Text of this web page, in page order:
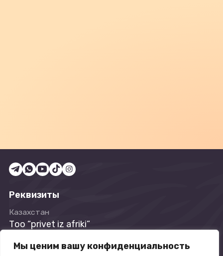
Мы ценим вашу конфиденциальность
Реквизиты
Казахстан
Tоо “privet iz afriki”
мкр. 2, д. 24, кв. 1